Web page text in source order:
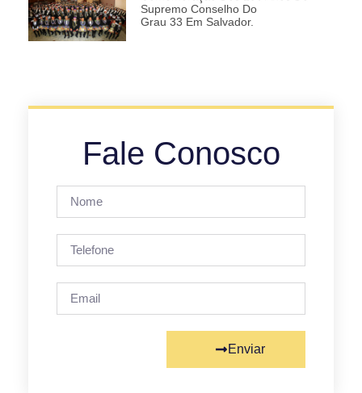
Supremo Conselho Do
Grau 33 Em Salvador.
Fale Conosco
Enviar